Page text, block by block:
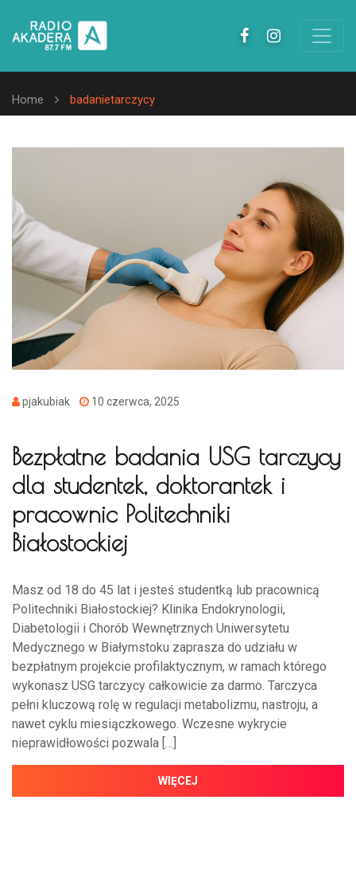
Home badanietarczycy
pjakubiak 10 czerwca, 2025
Bezpłatne badania USG tarczycy
dla studentek, doktorantek i
pracownic Politechniki
Białostockiej
Masz od 18 do 45 lat i jesteś studentką lub pracownicą
Politechniki Białostockiej? Klinika Endokrynologii,
Diabetologii i Chorób Wewnętrznych Uniwersytetu
Medycznego w Białymstoku zaprasza do udziału w
bezpłatnym projekcie profilaktycznym, w ramach którego
wykonasz USG tarczycy całkowicie za darmo. Tarczyca
pełni kluczową rolę w regulacji metabolizmu, nastroju, a
nawet cyklu miesiączkowego. Wczesne wykrycie
nieprawidłowości pozwala […]
WIĘCEJ